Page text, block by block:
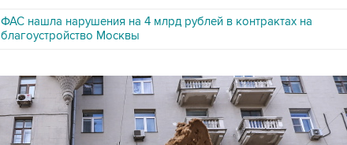
ФАС нашла нарушения на 4 млрд рублей в контрактах на
благоустройство Москвы